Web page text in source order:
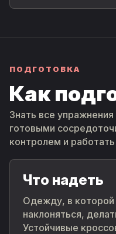
ПОДГОТОВКА
Как
Знать все
готовыми
контролем и
Что надеть
Одежду, в которой
наклоняться,
Устойчивые